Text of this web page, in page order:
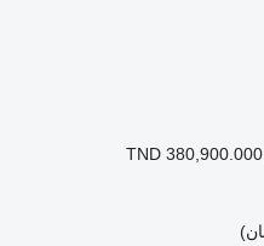
TND 380,900.000